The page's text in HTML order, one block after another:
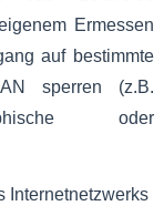
Ermessen
auf bestimmte
sperren (z.B.
oder
Internetnetzwerks